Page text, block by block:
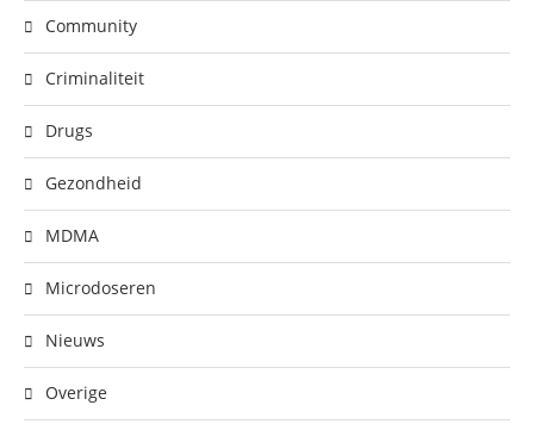
Community
Criminaliteit
Drugs
Gezondheid
MDMA
Microdoseren
Nieuws
Overige